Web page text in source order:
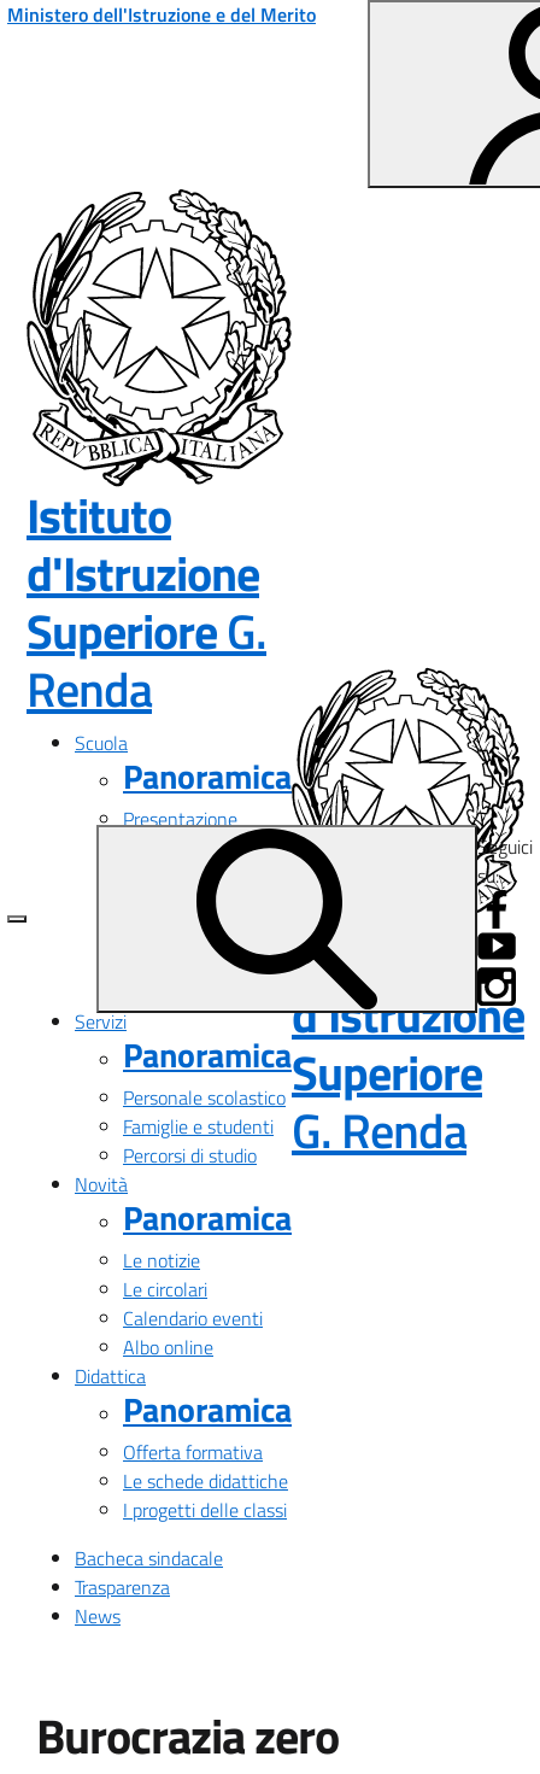
Vai ai contenuti
Vai al menu di navigazione
Vai al footer
Ministero dell'Istruzione e del Merito
Istituto
d'Istruzione
SuperioreG.
Renda— Visita la pagina
Scuola
Panoramica
Presentazione
Le persone
I numeri della scuola
Le carte della scuola
Organizzazione
Servizi
Panoramica
Personale scolastico
Famiglie e studenti
Percorsi di studio
Novità
Panoramica
Le notizie
Le circolari
Calendario eventi
Albo online
Didattica
Panoramica
Offerta formativa
Le schede didattiche
I progetti delle classi
Bacheca sindacale
Trasparenza
News
Istituto
d'Istruzione
Superiore
G. Renda—
Seguici
su:
Burocrazia zero